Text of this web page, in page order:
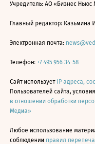
Учредитель: АО «Бизнес Ньюс
Главный редактор: Казьмина
Электронная почта:
Телефон: +7 495 956-34-58
Сайт использует IP адреса,
Пользователей сайта,
в отношении обработки
Медиа»
Любое использование
соблюдении правил